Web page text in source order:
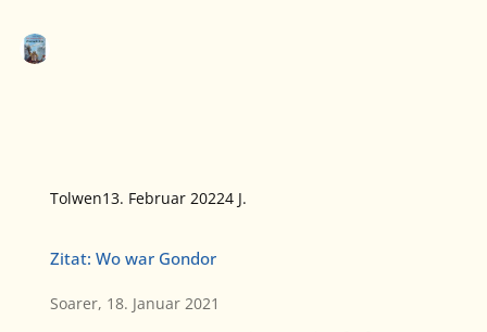
Tolwen13. Februar 20224 J.
Zitat: Wo war Gondor
Soarer, 18. Januar 2021